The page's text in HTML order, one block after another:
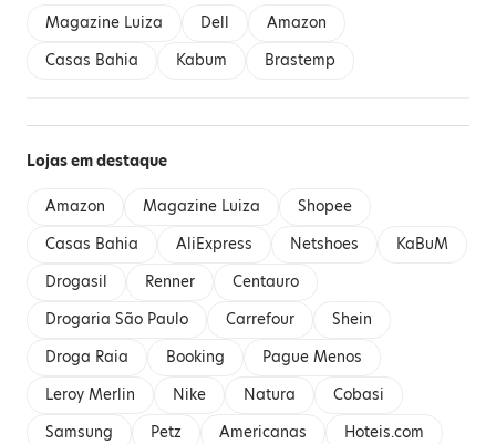
Magazine Luiza Dell
Amazon
Casas Bahia
Kabum Brastemp
Lojas em destaque
Amazon Magazine Luiza
Shopee
Casas Bahia
AliExpress Netshoes
KaBuM
Drogasil
Renner
Centauro
Drogaria São Paulo
Carrefour
Shein
Droga Raia
Booking
Pague Menos
Leroy Merlin
Nike Natura
Cobasi
Samsung
Petz Americanas
Hoteis.com